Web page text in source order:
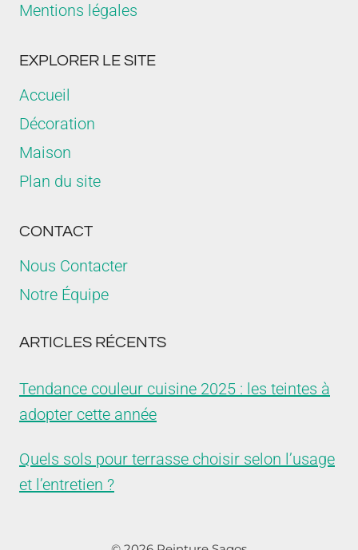
Mentions légales
EXPLORER LE SITE
Accueil
Décoration
Maison
Plan du site
CONTACT
Nous Contacter
Notre Équipe
ARTICLES RÉCENTS
Tendance couleur cuisine 2025 : les teintes à
adopter cette année
Quels sols pour terrasse choisir selon l’usage
et l’entretien ?